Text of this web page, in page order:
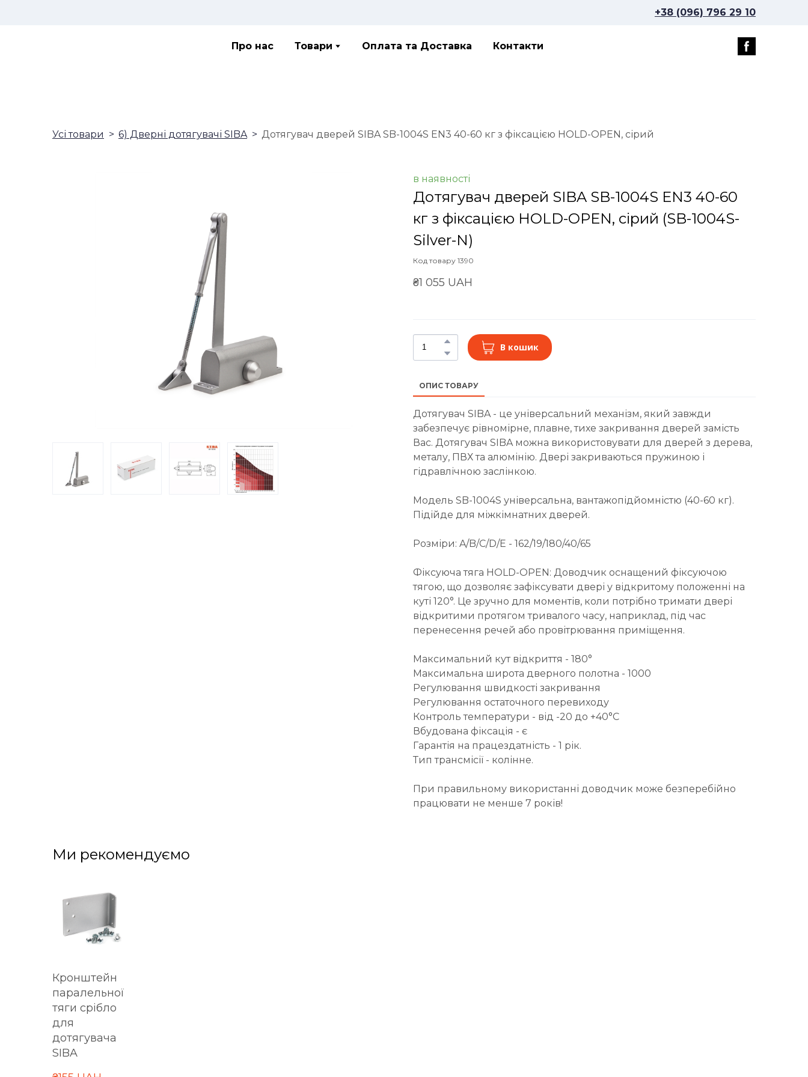
+38 (096) 796 29 10
Про нас Товари Оплата та Доставка Контакти
Усі товари 6) Дверні дотягувачі SIBA Дотягувач дверей SIBA SB-1004S EN3 40-60 кг з фіксацією HOLD-OPEN, сірий
в наявності
Дотягувач дверей SIBA SB-1004S EN3 40-60
кг з фіксацією HOLD-OPEN, сірий (SB-1004S-
Silver-N)
Код товару 1390
₴1 055 UAH
В кошик
ОПИС ТОВАРУ
Дотягувач SIBA - це універсальний механізм, який завжди
забезпечує рівномірне, плавне, тихе закривання дверей замість
Вас. Дотягувач SIBA можна використовувати для дверей з дерева,
металу, ПВХ та алюмінію. Двері закриваються пружиною і
гідравлічною заслінкою.
Модель SB-1004S універсальна, вантажопідйомністю (40-60 кг).
Підійде для міжкімнатних дверей.
Розміри: A/B/C/D/E - 162/19/180/40/65
Фіксуюча тяга HOLD-OPEN: Доводчик оснащений фіксуючою
тягою, що дозволяє зафіксувати двері у відкритому положенні на
куті 120°. Це зручно для моментів, коли потрібно тримати двері
відкритими протягом тривалого часу, наприклад, під час
перенесення речей або провітрювання приміщення.
Максимальний кут відкриття - 180°
Максимальна широта дверного полотна - 1000
Регулювання швидкості закривання
Регулювання остаточного перевиходу
Контроль температури - від -20 до +40°C
Вбудована фіксація - є
Гарантія на працездатність - 1 рік.
Тип трансмісії - колінне.
При правильному використанні доводчик може безперебійно
працювати не менше 7 років!
Ми рекомендуємо
Кронштейн
паралельної
тяги срібло
для
дотягувача
SIBA